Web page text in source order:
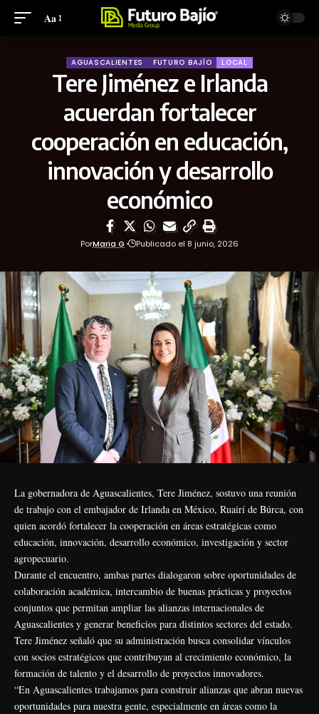
Aa
AGUASCALIENTES FUTURO BAJÍO LOCAL
Tere Jiménez e Irlanda
acuerdan fortalecer
cooperación en educación,
innovación y desarrollo
económico
PorMaria G Publicado el 8 junio, 2026
La gobernadora de Aguascalientes, Tere Jiménez, sostuvo una reunión
de trabajo con el embajador de Irlanda en México, Ruairí de Búrca, con
quien acordó fortalecer la cooperación en áreas estratégicas como
educación, innovación, desarrollo económico, investigación y sector
agropecuario.
Durante el encuentro, ambas partes dialogaron sobre oportunidades de
colaboración académica, intercambio de buenas prácticas y proyectos
conjuntos que permitan ampliar las alianzas internacionales de
Aguascalientes y generar beneficios para distintos sectores del estado.
Tere Jiménez señaló que su administración busca consolidar vínculos
con socios estratégicos que contribuyan al crecimiento económico, la
formación de talento y el desarrollo de proyectos innovadores.
“En Aguascalientes trabajamos para construir alianzas que abran nuevas
oportunidades para nuestra gente, especialmente en áreas como la